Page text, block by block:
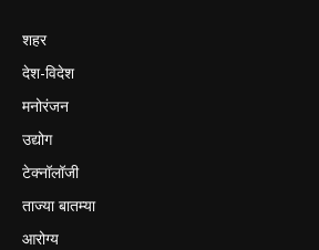
शहर
देश-विदेश
मनोरंजन
उद्योग
टेक्नॉलॉजी
ताज्या बातम्या
आरोग्य